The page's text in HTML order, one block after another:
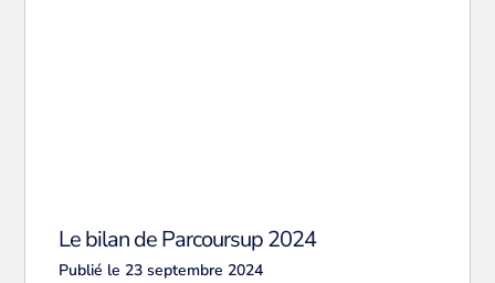
Le bilan de Parcoursup 2024
Publié le 23 septembre 2024